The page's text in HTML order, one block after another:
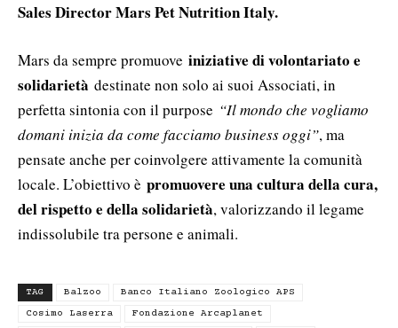
Sales Director Mars Pet Nutrition Italy.
Mars da sempre promuove iniziative di volontariato e
solidarietà destinate non solo ai suoi Associati, in
perfetta sintonia con il purpose “Il mondo che vogliamo
domani inizia da come facciamo business oggi”, ma
pensate anche per coinvolgere attivamente la comunità
locale. L’obiettivo è promuovere una cultura della cura,
del rispetto e della solidarietà, valorizzando il legame
indissolubile tra persone e animali.
TAG Balzoo
Banco Italiano Zoologico APS
Cosimo Laserra
Fondazione Arcaplanet